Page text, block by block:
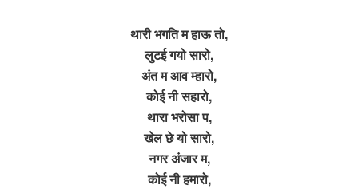
थारी भगति म हाऊ तो,
लुटई गयो सारो,
अंत म आव म्हारो,
कोई नी सहारो,
थारा भरोसा प,
खेल छे यो सारो,
नगर अंजार म,
कोई नी हमारो,